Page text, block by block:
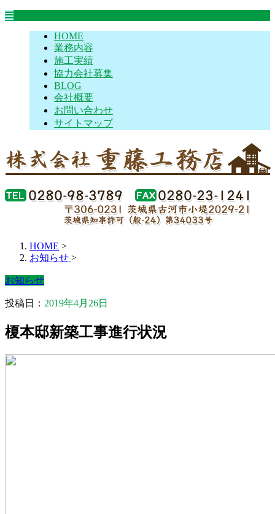
HOME
業務内容
施工実績
協力会社募集
BLOG
会社概要
お問い合わせ
サイトマップ
HOME >
お知らせ >
お知らせ
投稿日： 2019年4月26日
榎本邸新築工事進行状況